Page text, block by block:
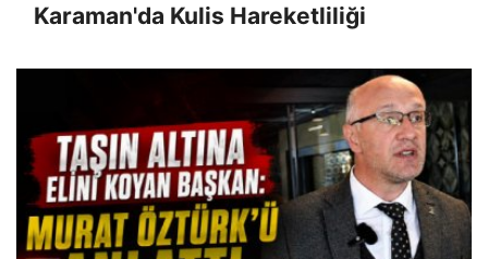
Karaman'da Kulis Hareketliliği